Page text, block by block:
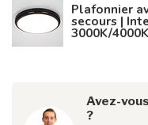
Plafonnier
secours |
3000K/
Avez-
?